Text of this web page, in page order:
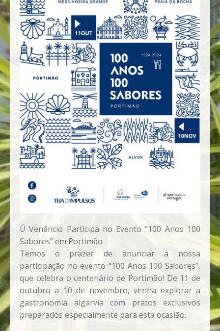
Ú Venâncio Participa no Evento “100 Anos 100
Sabores” em Portimão
Temos o prazer de anunciar a nossa
participação no evento “100 Anos 100 Sabores”,
que celebra o centenário de Portimão! De 11 de
outubro a 10 de novembro, venha explorar a
gastronomia algarvia com pratos exclusivos
preparados especialmente para esta ocasião.